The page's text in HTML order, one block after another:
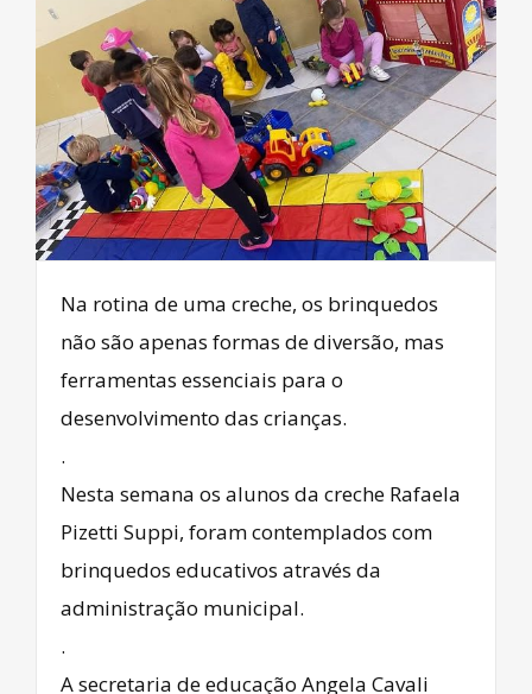
Na rotina de uma creche, os brinquedos
não são apenas formas de diversão, mas
ferramentas essenciais para o
desenvolvimento das crianças.
.
Nesta semana os alunos da creche Rafaela
Pizetti Suppi, foram contemplados com
brinquedos educativos através da
administração municipal.
.
A secretaria de educação Angela Cavali